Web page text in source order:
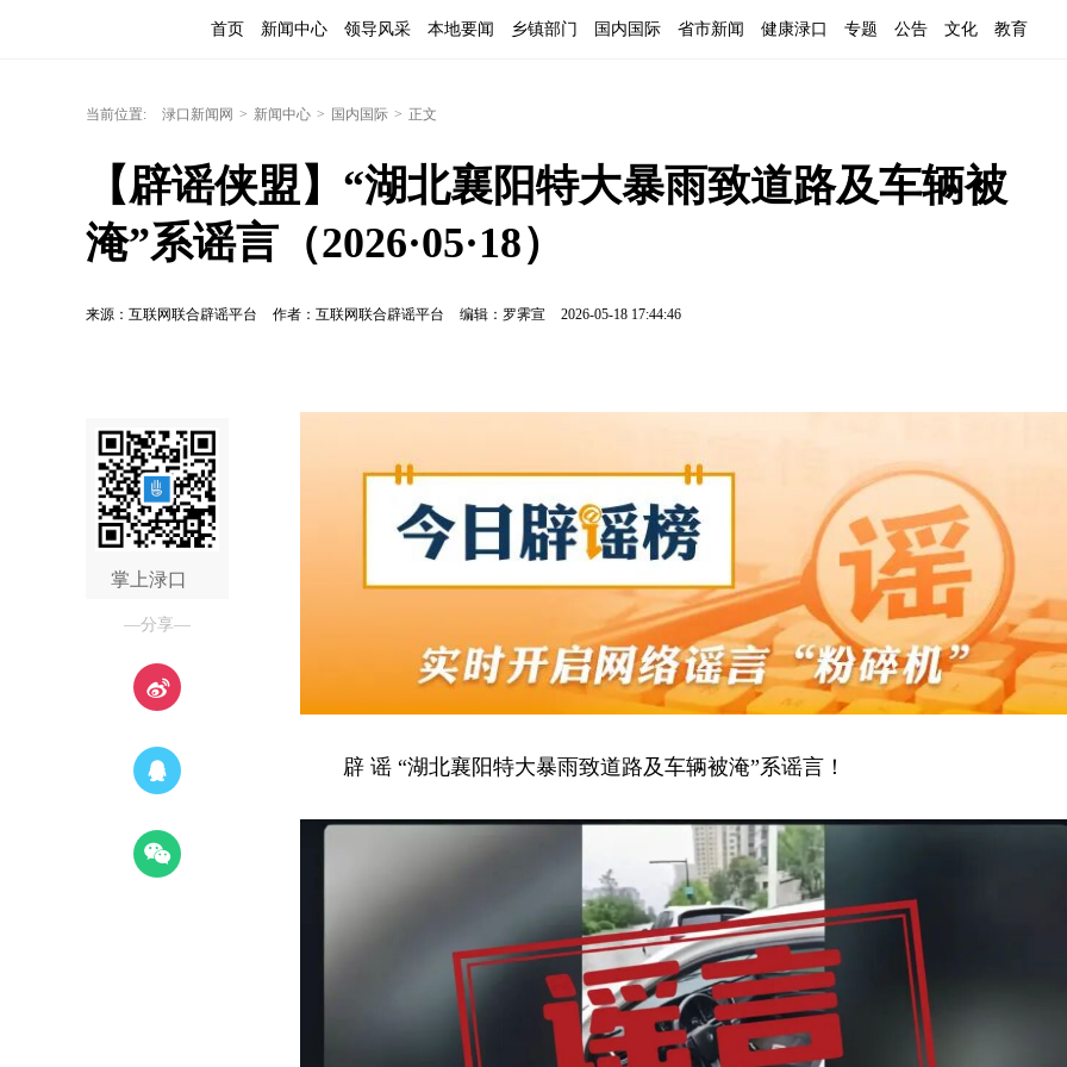
首页 新闻中心 领导风采 本地要闻 乡镇部门 国内国际 省市新闻 健康渌口 专题 公告 文化 教育
当前位置: 渌口新闻网 > 新闻中心 > 国内国际 > 正文
【辟谣侠盟】“湖北襄阳特大暴雨致道路及车辆被
淹”系谣言（2026·05·18）
来源：互联网联合辟谣平台 作者：互联网联合辟谣平台 编辑：罗霁宣 2026-05-18 17:44:46
掌上渌口
—分享—
辟 谣 “湖北襄阳特大暴雨致道路及车辆被淹”系谣言！